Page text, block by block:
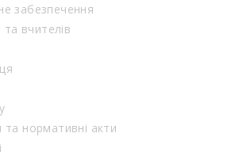
забезпечення
та вчителів
та нормативні акти